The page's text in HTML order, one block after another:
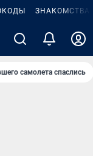
ЗНАКОМСТВА
самолета спаслись